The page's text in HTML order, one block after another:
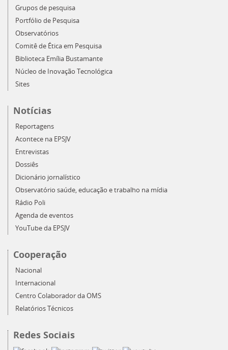
Grupos de pesquisa
Portfólio de Pesquisa
Observatórios
Comitê de Ética em Pesquisa
Biblioteca Emília Bustamante
Núcleo de Inovação Tecnológica
Sites
Notícias
Reportagens
Acontece na EPSJV
Entrevistas
Dossiês
Dicionário jornalístico
Observatório saúde, educação e trabalho na mídia
Rádio Poli
Agenda de eventos
YouTube da EPSJV
Cooperação
Nacional
Internacional
Centro Colaborador da OMS
Relatórios Técnicos
Redes Sociais